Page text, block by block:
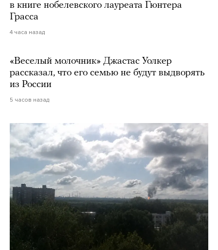
в книге нобелевского лауреата Гюнтера
Грасса
4 часа назад
«Веселый молочник» Джастас Уолкер
рассказал, что его семью не будут выдворять
из России
5 часов назад